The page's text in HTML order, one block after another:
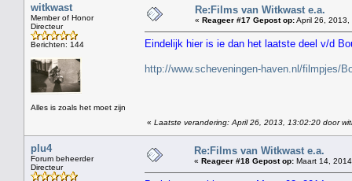
witkwast
Member of Honor
Directeur
Berichten: 144
Alles is zoals het moet zijn
Re:Films van Witkwast e.a.
« Reageer #17 Gepost op:April 26, 2013,
Eindelijk hier is ie dan het laatste deel v/d
http://www.scheveningen-haven.nl/filmpjes/
« Laatste verandering: April 26, 2013, 13:02:20 door
plu4
Forum beheerder
Directeur
Re:Films van Witkwast e.a.
« Reageer #18 Gepost op: Maart 14,